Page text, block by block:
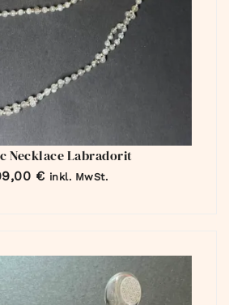
Necklace Labradorit
€ inkl. MwSt.